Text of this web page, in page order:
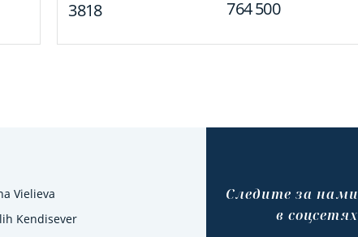
3818 764 500
Vielieva
Kendisever
Cледите за нами
в соцсетях